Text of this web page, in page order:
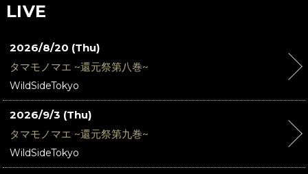
LIVE
2026/8/20 (Thu)
タマモノマエ ~還元祭第八巻~
WildSideTokyo
2026/9/3 (Thu)
タマモノマエ ~還元祭第九巻~
WildSideTokyo